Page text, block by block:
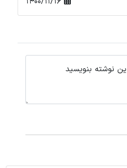
نوشته بنویسید